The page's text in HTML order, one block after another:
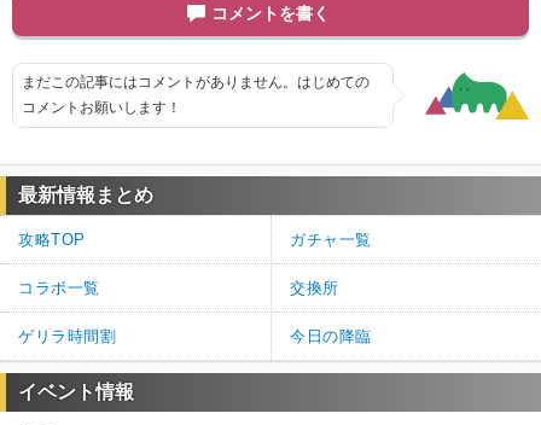
コメントを書く
まだこの記事にはコメントがありません。はじめての
コメントお願いします！
最新情報まとめ
攻略TOP ガチャ一覧
コラボ一覧 交換所
ゲリラ時間割 今日の降臨
イベント情報